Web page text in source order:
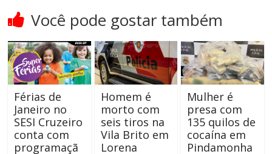
Você pode gostar também
Férias de
Janeiro no
SESI Cruzeiro
conta com
programaçã
Homem é
morto com
seis tiros na
Vila Brito em
Lorena
Mulher é
presa com
135 quilos de
cocaína em
Pindamonha